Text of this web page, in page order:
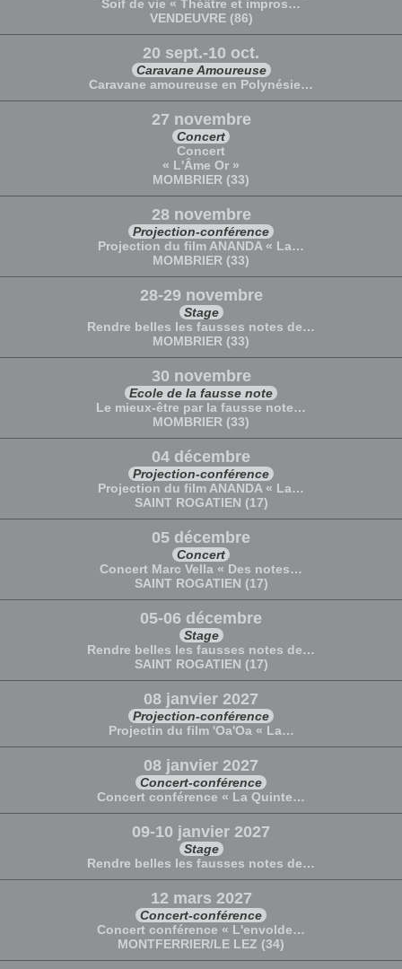
Soif de vie « Théâtre et impros…
VENDEUVRE (86)
20 sept.-10 oct.
Caravane Amoureuse
Caravane amoureuse en Polynésie…
27 novembre
Concert
Concert
« L'Âme Or »
MOMBRIER (33)
28 novembre
Projection-conférence
Projection du film ANANDA « La…
MOMBRIER (33)
28-29 novembre
Stage
Rendre belles les fausses notes de…
MOMBRIER (33)
30 novembre
Ecole de la fausse note
Le mieux-être par la fausse note…
MOMBRIER (33)
04 décembre
Projection-conférence
Projection du film ANANDA « La…
SAINT ROGATIEN (17)
05 décembre
Concert
Concert Marc Vella « Des notes…
SAINT ROGATIEN (17)
05-06 décembre
Stage
Rendre belles les fausses notes de…
SAINT ROGATIEN (17)
08 janvier 2027
Projection-conférence
Projectin du film 'Oa'Oa « La…
08 janvier 2027
Concert-conférence
Concert conférence « La Quinte…
09-10 janvier 2027
Stage
Rendre belles les fausses notes de…
12 mars 2027
Concert-conférence
Concert conférence « L'envolde…
MONTFERRIER/LE LEZ (34)